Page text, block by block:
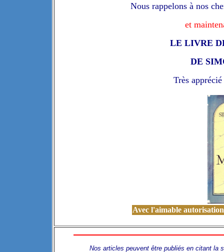
Nous rappelons à nos
et
LE LIVRE
DE
Très
Avec l'aimable
Nos articles peuvent être publiés en citant la